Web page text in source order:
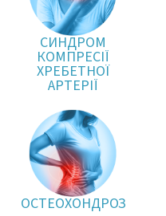
СИНДРОМ
КОМПРЕСІЇ
ХРЕБЕТНОЇ
АРТЕРІЇ
ОСТЕОХОНДРОЗ